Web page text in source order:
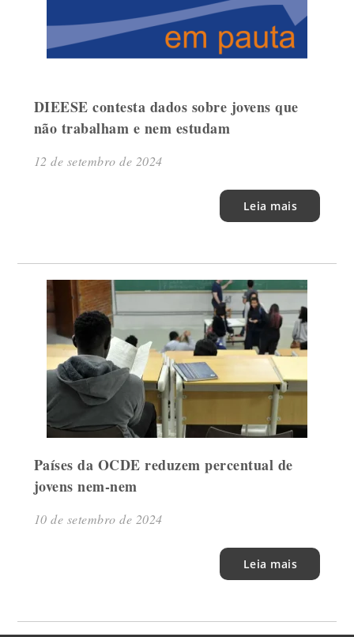
DIEESE contesta dados sobre jovens que
não trabalham e nem estudam
12 de setembro de 2024
Leia mais
Países da OCDE reduzem percentual de
jovens nem-nem
10 de setembro de 2024
Leia mais